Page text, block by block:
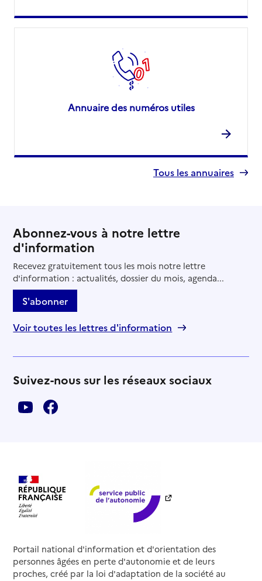
Annuaire des numéros utiles
Tous les annuaires
Abonnez-vous à notre lettre
d'information
Recevez gratuitement tous les mois notre lettre
d'information : actualités, dossier du mois, agenda...
S'abonner
Voir toutes les lettres d'information
Suivez-nous sur les réseaux sociaux
Portail national d'information et d'orientation des
personnes âgées en perte d'autonomie et de leurs
proches, créé par la loi d'adaptation de la société au